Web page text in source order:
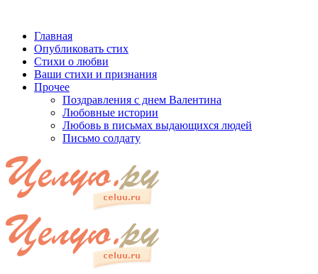
Главная
Опубликовать стих
Стихи о любви
Ваши стихи и признания
Прочее
Поздравления с днем Валентина
Любовные истории
Любовь в письмах выдающихся людей
Письмо солдату